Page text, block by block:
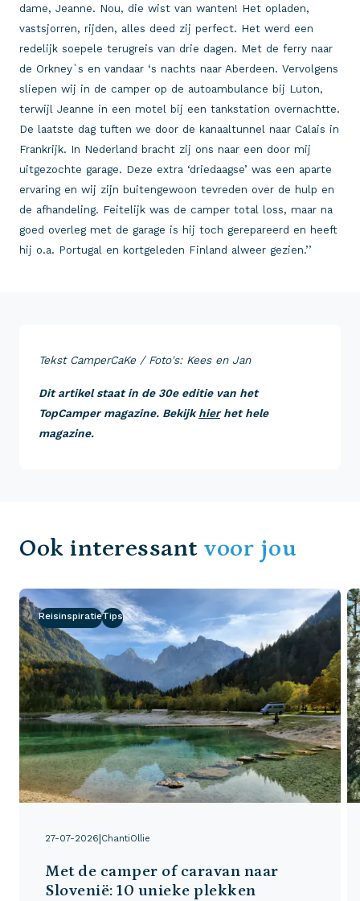
dame, Jeanne. Nou, die wist van wanten! Het opladen,
vastsjorren, rijden, alles deed zij perfect. Het werd een
redelijk soepele terugreis van drie dagen. Met de ferry naar
de Orkney`s en vandaar ‘s nachts naar Aberdeen. Vervolgens
sliepen wij in de camper op de autoambulance bij Luton,
terwijl Jeanne in een motel bij een tankstation overnachtte.
De laatste dag tuften we door de kanaaltunnel naar Calais in
Frankrijk. In Nederland bracht zij ons naar een door mij
uitgezochte garage. Deze extra ‘driedaagse’ was een aparte
ervaring en wij zijn buitengewoon tevreden over de hulp en
de afhandeling. Feitelijk was de camper total loss, maar na
goed overleg met de garage is hij toch gerepareerd en heeft
hij o.a. Portugal en kortgeleden Finland alweer gezien.’’
Tekst CamperCaKe / Foto's: Kees en Jan
Dit artikel staat in de 30e editie van het
TopCamper magazine. Bekijkhierhet hele
magazine.
Ook interessant voor jou
ReisinspiratieTips
27-07-2026|ChantiOllie
Met de camper of caravan naar
Slovenië: 10 unieke plekken